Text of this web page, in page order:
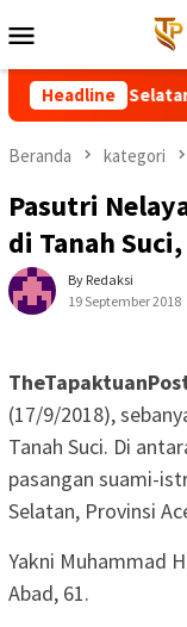
ke
kontenMobile
Headline
2027 Diminta
Beranda kategori
Pasutri
di Tanah
By Redaksi
19 September 2018
(17/9/2018),
Tanah Suci. Di
pasangan suami-
Selatan, Provinsi
Yakni Muhammad
Abad, 61.